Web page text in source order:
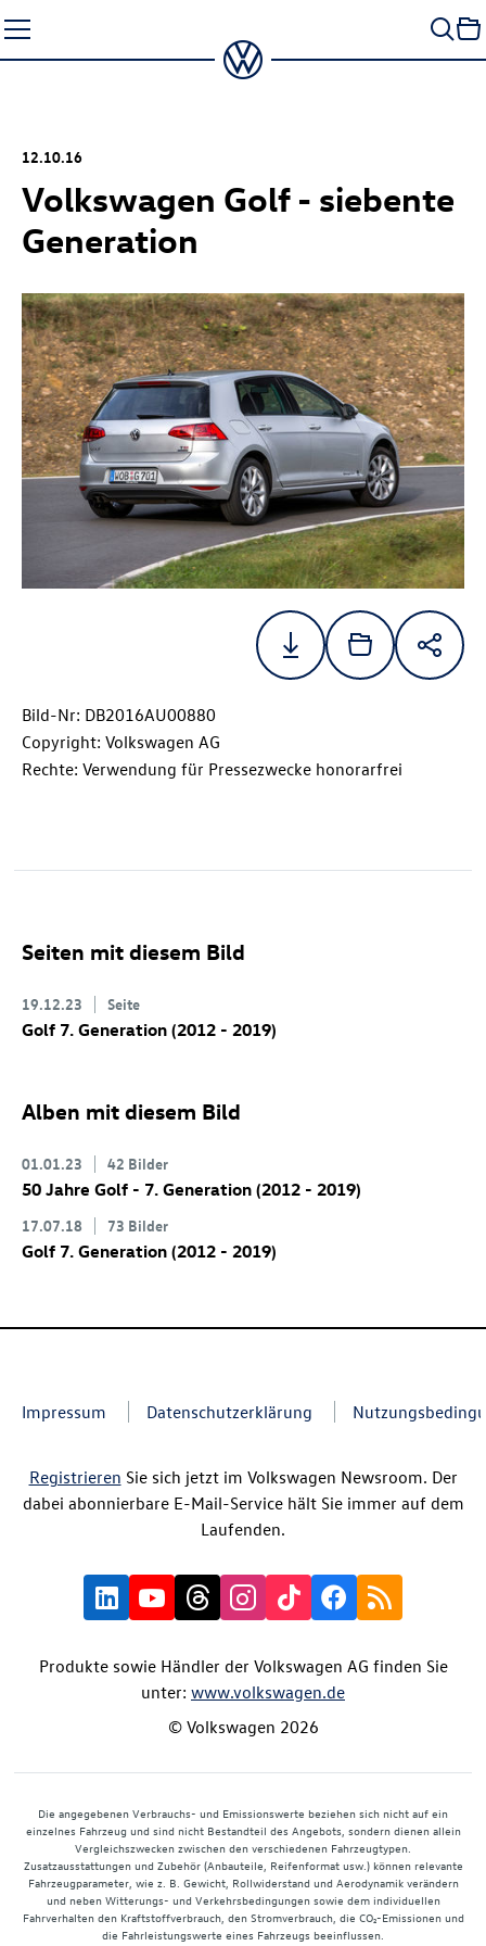
Seiteninhalt
springen
12.10.16
Volkswagen Golf - siebente
Generation
Bild-Nr: DB2016AU00880
Copyright: Volkswagen AG
Rechte: Verwendung für Pressezwecke honorarfrei
Seiten mit diesem Bild
19.12.23 Seite
Golf 7. Generation (2012 - 2019)
Alben mit diesem Bild
01.01.23 42 Bilder
50 Jahre Golf - 7. Generation (2012 - 2019)
17.07.18 73 Bilder
Golf 7. Generation (2012 - 2019)
Impressum Datenschutzerklärung
Registrieren Sie sich jetzt im Volkswagen Newsroom. Der
dabei abonnierbare E-Mail-Service hält Sie immer auf dem
Laufenden.
Produkte sowie Händler der Volkswagen AG finden Sie
unter: www.volkswagen.de
© Volkswagen 2026
Die angegebenen Verbrauchs- und Emissionswerte beziehen sich nicht auf ein
einzelnes Fahrzeug und sind nicht Bestandteil des Angebots, sondern dienen allein
Vergleichszwecken zwischen den verschiedenen Fahrzeugtypen.
Zusatzausstattungen und Zubehör (Anbauteile, Reifenformat usw.) können relevante
Fahrzeugparameter, wie z. B. Gewicht, Rollwiderstand und Aerodynamik verändern
und neben Witterungs- und Verkehrsbedingungen sowie dem individuellen
Fahrverhalten den Kraftstoffverbrauch, den Stromverbrauch, die CO₂-Emissionen und
die Fahrleistungswerte eines Fahrzeugs beeinflussen.